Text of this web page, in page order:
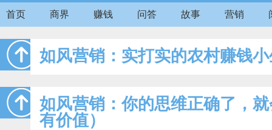
首页 商界 赚钱 问答 故事 营销
如风营销：实打实的农村赚钱
如风营销：你的思维正确了，
有价值）